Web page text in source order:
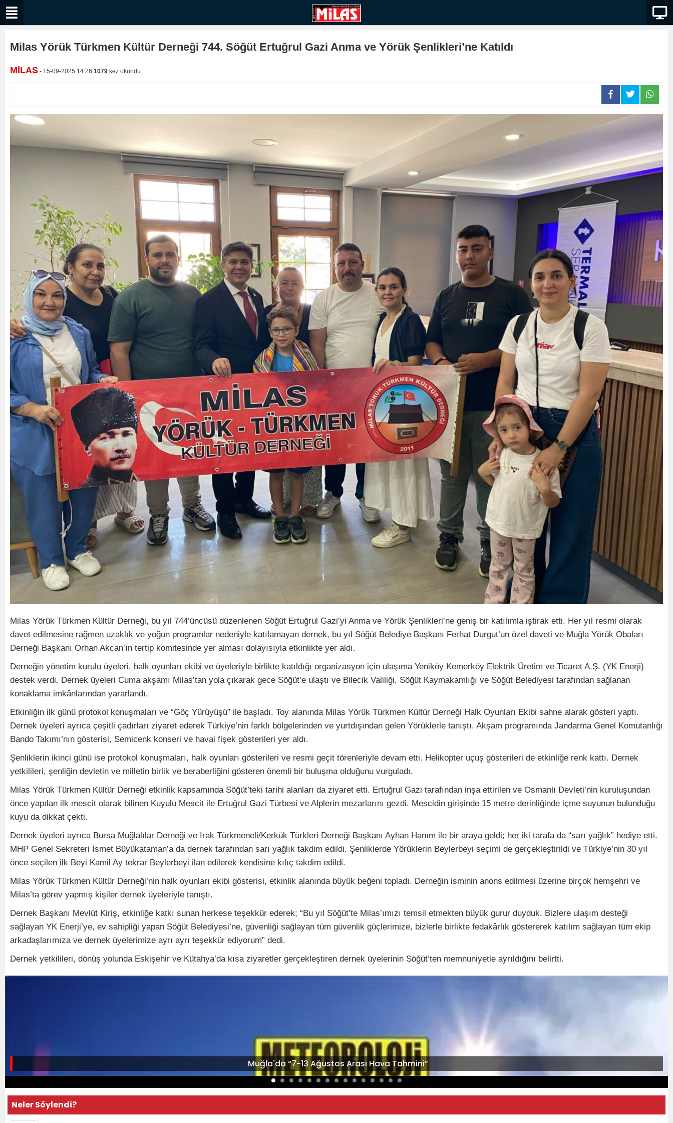
Milas Yörük Türkmen Kültür Derneği 744. Söğüt Ertuğrul Gazi Anma ve Yörük Şenlikleri’ne Katıldı
MİLAS - 15-09-2025 14:26 1079 kez okundu.
Milas Yörük Türkmen Kültür Derneği, bu yıl 744’üncüsü düzenlenen Söğüt Ertuğrul Gazi’yi Anma ve Yörük Şenlikleri’ne geniş bir katılımla iştirak etti. Her yıl resmi olarak
davet edilmesine rağmen uzaklık ve yoğun programlar nedeniyle katılamayan dernek, bu yıl Söğüt Belediye Başkanı Ferhat Durgut’un özel daveti ve Muğla Yörük Obaları
Derneği Başkanı Orhan Akcan’ın tertip komitesinde yer alması dolayısıyla etkinlikte yer aldı.
Derneğin yönetim kurulu üyeleri, halk oyunları ekibi ve üyeleriyle birlikte katıldığı organizasyon için ulaşıma Yeniköy Kemerköy Elektrik Üretim ve Ticaret A.Ş. (YK Enerji)
destek verdi. Dernek üyeleri Cuma akşamı Milas’tan yola çıkarak gece Söğüt’e ulaştı ve Bilecik Valiliği, Söğüt Kaymakamlığı ve Söğüt Belediyesi tarafından sağlanan
konaklama imkânlarından yararlandı.
Etkinliğin ilk günü protokol konuşmaları ve “Göç Yürüyüşü” ile başladı. Toy alanında Milas Yörük Türkmen Kültür Derneği Halk Oyunları Ekibi sahne alarak gösteri yaptı.
Dernek üyeleri ayrıca çeşitli çadırları ziyaret ederek Türkiye’nin farklı bölgelerinden ve yurtdışından gelen Yörüklerle tanıştı. Akşam programında Jandarma Genel Komutanlığı
Bando Takımı’nın gösterisi, Semicenk konseri ve havai fişek gösterileri yer aldı.
Şenliklerin ikinci günü ise protokol konuşmaları, halk oyunları gösterileri ve resmi geçit törenleriyle devam etti. Helikopter uçuş gösterileri de etkinliğe renk kattı. Dernek
yetkilileri, şenliğin devletin ve milletin birlik ve beraberliğini gösteren önemli bir buluşma olduğunu vurguladı.
Milas Yörük Türkmen Kültür Derneği etkinlik kapsamında Söğüt’teki tarihi alanları da ziyaret etti. Ertuğrul Gazi tarafından inşa ettirilen ve Osmanlı Devleti’nin kuruluşundan
önce yapılan ilk mescit olarak bilinen Kuyulu Mescit ile Ertuğrul Gazi Türbesi ve Alplerin mezarlarını gezdi. Mescidin girişinde 15 metre derinliğinde içme suyunun bulunduğu
kuyu da dikkat çekti.
Dernek üyeleri ayrıca Bursa Muğlalılar Derneği ve Irak Türkmeneli/Kerkük Türkleri Derneği Başkanı Ayhan Hanım ile bir araya geldi; her iki tarafa da “sarı yağlık” hediye etti.
MHP Genel Sekreteri İsmet Büyükataman’a da dernek tarafından sarı yağlık takdim edildi. Şenliklerde Yörüklerin Beylerbeyi seçimi de gerçekleştirildi ve Türkiye’nin 30 yıl
önce seçilen ilk Beyi Kamil Ay tekrar Beylerbeyi ilan edilerek kendisine kılıç takdim edildi.
Milas Yörük Türkmen Kültür Derneği’nin halk oyunları ekibi gösterisi, etkinlik alanında büyük beğeni topladı. Derneğin isminin anons edilmesi üzerine birçok hemşehri ve
Milas’ta görev yapmış kişiler dernek üyeleriyle tanıştı.
Dernek Başkanı Mevlüt Kiriş, etkinliğe katkı sunan herkese teşekkür ederek; “Bu yıl Söğüt’te Milas’ımızı temsil etmekten büyük gurur duyduk. Bizlere ulaşım desteği
sağlayan YK Enerji’ye, ev sahipliği yapan Söğüt Belediyesi’ne, güvenliği sağlayan tüm güvenlik güçlerimize, bizlerle birlikte fedakârlık göstererek katılım sağlayan tüm ekip
arkadaşlarımıza ve dernek üyelerimize ayrı ayrı teşekkür ediyorum” dedi.
Dernek yetkilileri, dönüş yolunda Eskişehir ve Kütahya’da kısa ziyaretler gerçekleştiren dernek üyelerinin Söğüt’ten memnuniyetle ayrıldığını belirtti.
Muğla'da “7-13 Ağustos Arası Hava Tahmini”
Neler Söylendi?